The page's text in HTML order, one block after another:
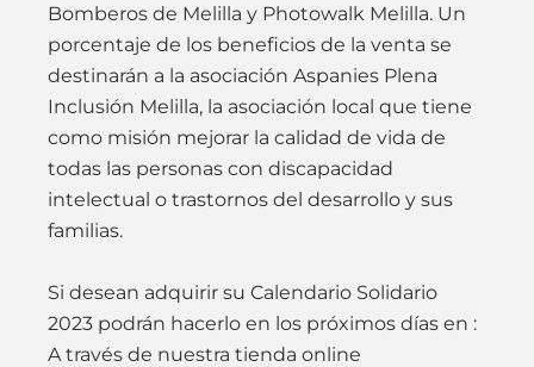
Bomberos de Melilla y Photowalk Melilla. Un
porcentaje de los beneficios de la venta se
destinarán a la asociación Aspanies Plena
Inclusión Melilla, la asociación local que tiene
como misión mejorar la calidad de vida de
todas las personas con discapacidad
intelectual o trastornos del desarrollo y sus
familias.
Si desean adquirir su Calendario Solidario
2023 podrán hacerlo en los próximos días en :
A través de nuestra tienda online